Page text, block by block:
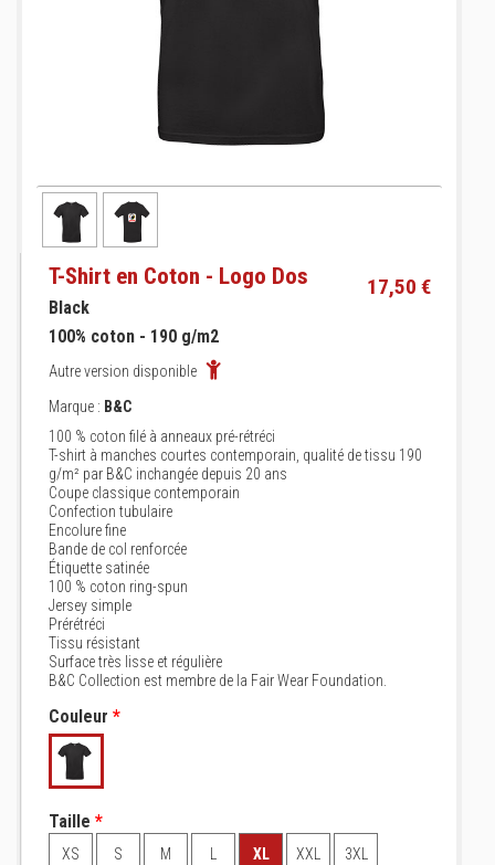
T-Shirt en Coton - Logo Dos 17,50 €
Black
100% coton - 190 g/m2
Autre version disponible
Marque : B&C
100 % coton filé à anneaux pré-rétréci
T-shirt à manches courtes contemporain, qualité de tissu 190
g/m² par B&C inchangée depuis 20 ans
Coupe classique contemporain
Confection tubulaire
Encolure fine
Bande de col renforcée
Étiquette satinée
100 % coton ring-spun
Jersey simple
Prérétréci
Tissu résistant
Surface très lisse et régulière
B&C Collection est membre de la Fair Wear Foundation.
Couleur *
Taille *
XS S M XL XXL 3XL